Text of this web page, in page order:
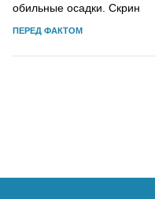
обильные осадки. Скрин
ПЕРЕД ФАКТОМ